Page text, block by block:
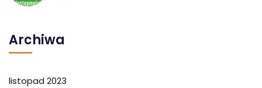
Archiwa
listopad 2023